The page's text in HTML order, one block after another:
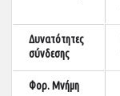
Δυνατότητες
σύνδεσης
Φορ. Μνήμη